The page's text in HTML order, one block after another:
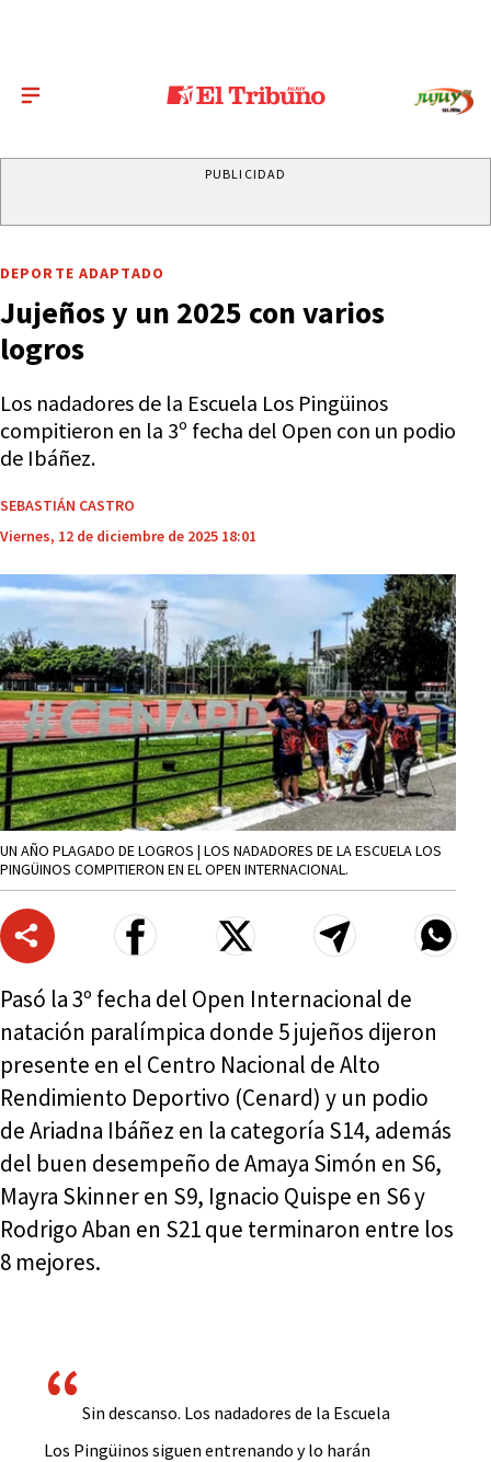
PUBLICIDAD
DEPORTE ADAPTADO
Jujeños y un 2025 con varios
logros
Los nadadores de la Escuela Los Pingüinos
compitieron en la 3º fecha del Open con un podio
de Ibáñez.
SEBASTIÁN CASTRO
Viernes, 12 de diciembre de 2025 18:01
UN AÑO PLAGADO DE LOGROS | LOS NADADORES DE LA ESCUELA LOS
PINGÜINOS COMPITIERON EN EL OPEN INTERNACIONAL.
Pasó la 3º fecha del Open Internacional de
natación paralímpica donde 5 jujeños dijeron
presente en el Centro Nacional de Alto
Rendimiento Deportivo (Cenard) y un podio
de Ariadna Ibáñez en la categoría S14, además
del buen desempeño de Amaya Simón en S6,
Mayra Skinner en S9, Ignacio Quispe en S6 y
Rodrigo Aban en S21 que terminaron entre los
8 mejores.
Sin descanso. Los nadadores de la Escuela
Los Pingüinos siguen entrenando y lo harán